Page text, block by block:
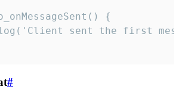
{
sent the first
#